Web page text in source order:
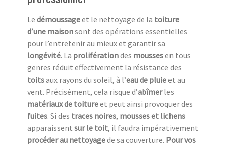
Le démoussageet le nettoyage de la toiture
d’une maisonsont des opérations essentielles
pour l’entretenir au mieux et garantir sa
longévité. La proliférationdes moussesen tous
genres réduit effectivement la résistance des
toitsaux rayons du soleil, à l’eau de pluieet au
vent. Précisément, cela risque d’abîmerles
matériaux de toitureet peut ainsi provoquer des
fuites. Si des traces noires, mousses et lichens
apparaissent sur le toit, il faudra impérativement
procéder au nettoyagede sa couverture. Pour vos